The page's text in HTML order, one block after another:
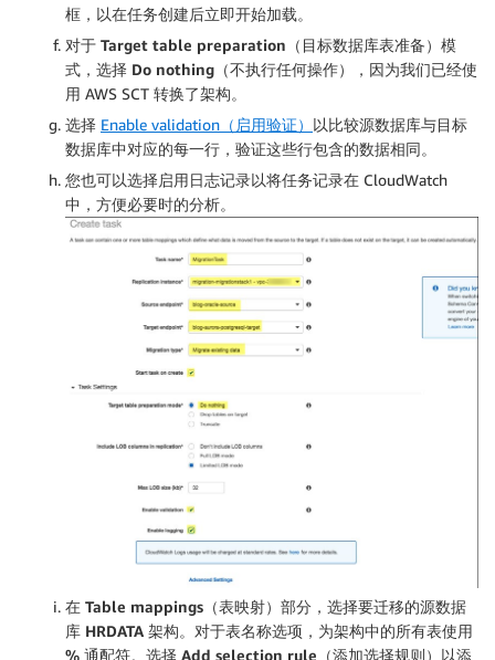
框，以在任务创建后立即开始加载。
对于 Target table preparation（目标数据库表准备） 模
式，选择 Do nothing（不执行任何操作）
，因为我们已经使
用 AWS SCT 转换了架构。
选择 Enable validation（启用验证） 以比较源数据库与目标
数据库中对应的每一行，验证这些行包含的数据相同。
您也可以选择启用日志记录以将任务记录在 CloudWatch
中，方便必要时的分析。
在 Table mappings（表映射） 部分，选择要迁移的源数据
库 HRDATA 架构。对于表名称选项，为架构中的所有表使用
% 通配符。选择 Add selection rule（添加选择规则） 以添